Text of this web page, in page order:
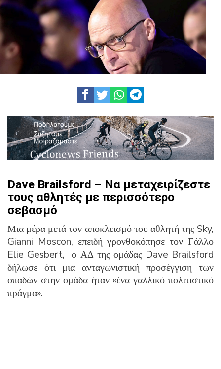
Dave Brailsford – Να μεταχειρίζεστε
τους αθλητές με περισσότερο
σεβασμό
Μια μέρα μετά τον αποκλεισμό του αθλητή της Sky,
Gianni Moscon, επειδή γρονθοκόπησε τον Γάλλο
Elie Gesbert, ο ΑΔ της ομάδας Dave Brailsford
δήλωσε ότι μια ανταγωνιστική προσέγγιση των
οπαδών στην ομάδα ήταν «ένα γαλλικό πολιτιστικό
πράγμα».